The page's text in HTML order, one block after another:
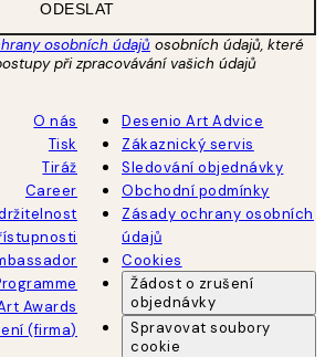
ODESLAT
osobních údajů osobních údajů, které
při zpracovávání vašich údajů
O nás
Tisk
Tiráž
Career
Awards
(firma)
Desenio Art Advice
Zákaznický servis
Sledování objednávky
Obchodní podmínky
Zásady ochrany osobních
údajů
Cookies
Žádost o zrušení
objednávky
Spravovat soubory
cookie